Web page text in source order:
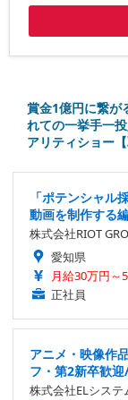
賞金1億円に繋が
れての一挙手一
アリティショー【
「ポテンシャル
動画を制作する
株式会社RIOT
愛知県
月給30万円～
正社員
アニメ・映像作
フ・第2新卒歓
株式会社ELシステ